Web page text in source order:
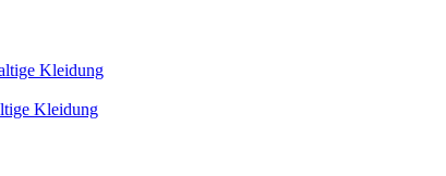
Kleidung
Kleidung